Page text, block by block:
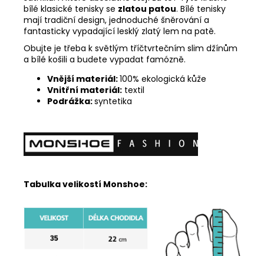
bílé klasické tenisky se zlatou patou. Bílé tenisky
mají tradiční design, jednoduché šněrování a
fantasticky vypadající lesklý zlatý lem na patě.
Obujte je třeba k světlým tříčtvrtečním slim džínům
a bílé košili a budete vypadat famózně.
Vnější materiál:100% ekologická kůže
Vnitřní materiál: textil
Podrážka:syntetika
Tabulka velikostí Monshoe: